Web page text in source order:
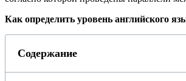
Как определить уровень английского
Содержание